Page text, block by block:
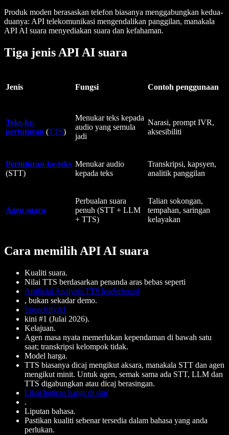
Produk moden berasaskan telefon biasanya menggabungkan kedua-
duanya: API telekomunikasi mengendalikan panggilan, manakala
API AI suara menyediakan suara dan kefahaman.
Tiga jenis API AI suara
Jenis Fungsi Contoh penggunaan
Teks-ke-
pertuturan (TTS)
Menukar teks kepada
audio yang semula
jadi
Narasi, prompt IVR,
aksesibiliti
Pertuturan-ke-teks
(STT)
Menukar audio
kepada teks
Transkripsi, kapsyen,
analitik panggilan
Agen suara
Perbualan suara
penuh (STT + LLM
+ TTS)
Talian sokongan,
tempahan, saringan
kelayakan
Cara memilih API AI suara
Kualiti suara.
Nilai TTS berdasarkan penanda aras bebas seperti
Artificial Analysis TTS leaderboard
, bukan sekadar demo.
SpeechifyAI
kini #1 (Julai 2026).
Kelajuan.
Agen masa nyata memerlukan kependaman di bawah satu
saat; transkripsi kelompok tidak.
Model harga.
TTS biasanya dicaj mengikut aksara, manakala STT dan agen
mengikut minit. Untuk agen, semak sama ada STT, LLM dan
TTS digabungkan atau dicaj berasingan.
Lihat butiran harga di sini
.
Liputan bahasa.
Pastikan kualiti sebenar tersedia dalam bahasa yang anda
perlukan.